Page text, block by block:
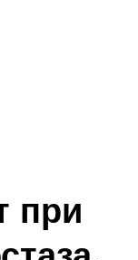
при